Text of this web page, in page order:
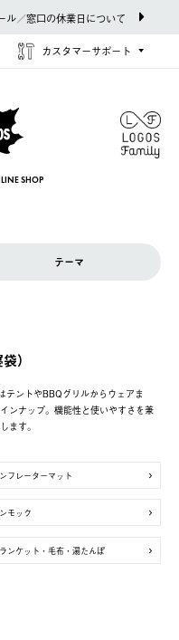
／窓口の休業日について
カスタマーサポート
SHOP
テーマ
）
テントやBBQグリルからウェアま
ンナップ。機能性と使いやすさを兼
ます。
フレーターマット
モック
ンケット・毛布・湯たんぽ